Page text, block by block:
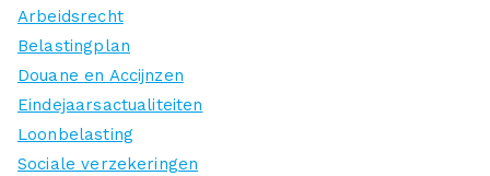
Arbeidsrecht
Belastingplan
Douane en Accijnzen
Eindejaarsactualiteiten
Loonbelasting
Sociale verzekeringen